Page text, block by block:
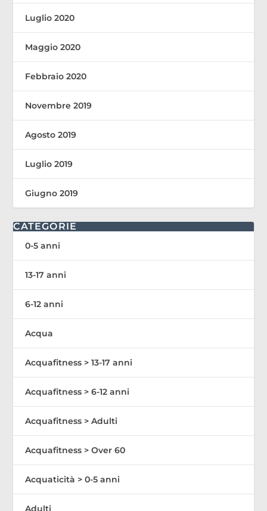
Luglio 2020
Maggio 2020
Febbraio 2020
Novembre 2019
Agosto 2019
Luglio 2019
Giugno 2019
CATEGORIE
0-5 anni
13-17 anni
6-12 anni
Acqua
Acquafitness > 13-17 anni
Acquafitness > 6-12 anni
Acquafitness > Adulti
Acquafitness > Over 60
Acquaticità > 0-5 anni